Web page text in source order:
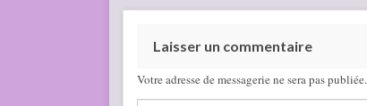
Laisser un commentaire
Votre adresse de messagerie ne sera pas publiée.